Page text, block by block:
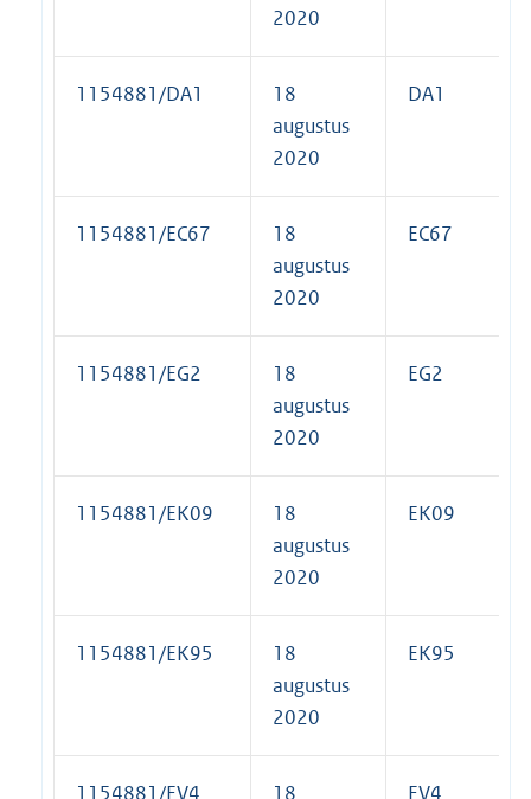
2020
1154881/DA1
18
augustus
2020
DA1
1154881/EC67
18
augustus
2020
EC67
1154881/EG2
18
augustus
2020
EG2
1154881/EK09
18
augustus
2020
EK09
1154881/EK95
18
augustus
2020
EK95
1154881/EV4 18 EV4